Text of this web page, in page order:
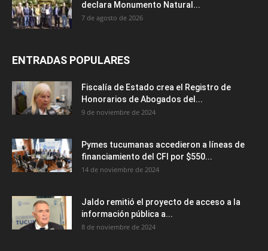
declara Monumento Natural...
7 de agosto de 2026
ENTRADAS POPULARES
Fiscalía de Estado crea el Registro de
Honorarios de Abogados del...
9 de noviembre de 2024
Pymes tucumanas accedieron a líneas de
financiamiento del CFI por $550...
14 de noviembre de 2024
Jaldo remitió el proyecto de acceso a la
información pública a...
8 de noviembre de 2024